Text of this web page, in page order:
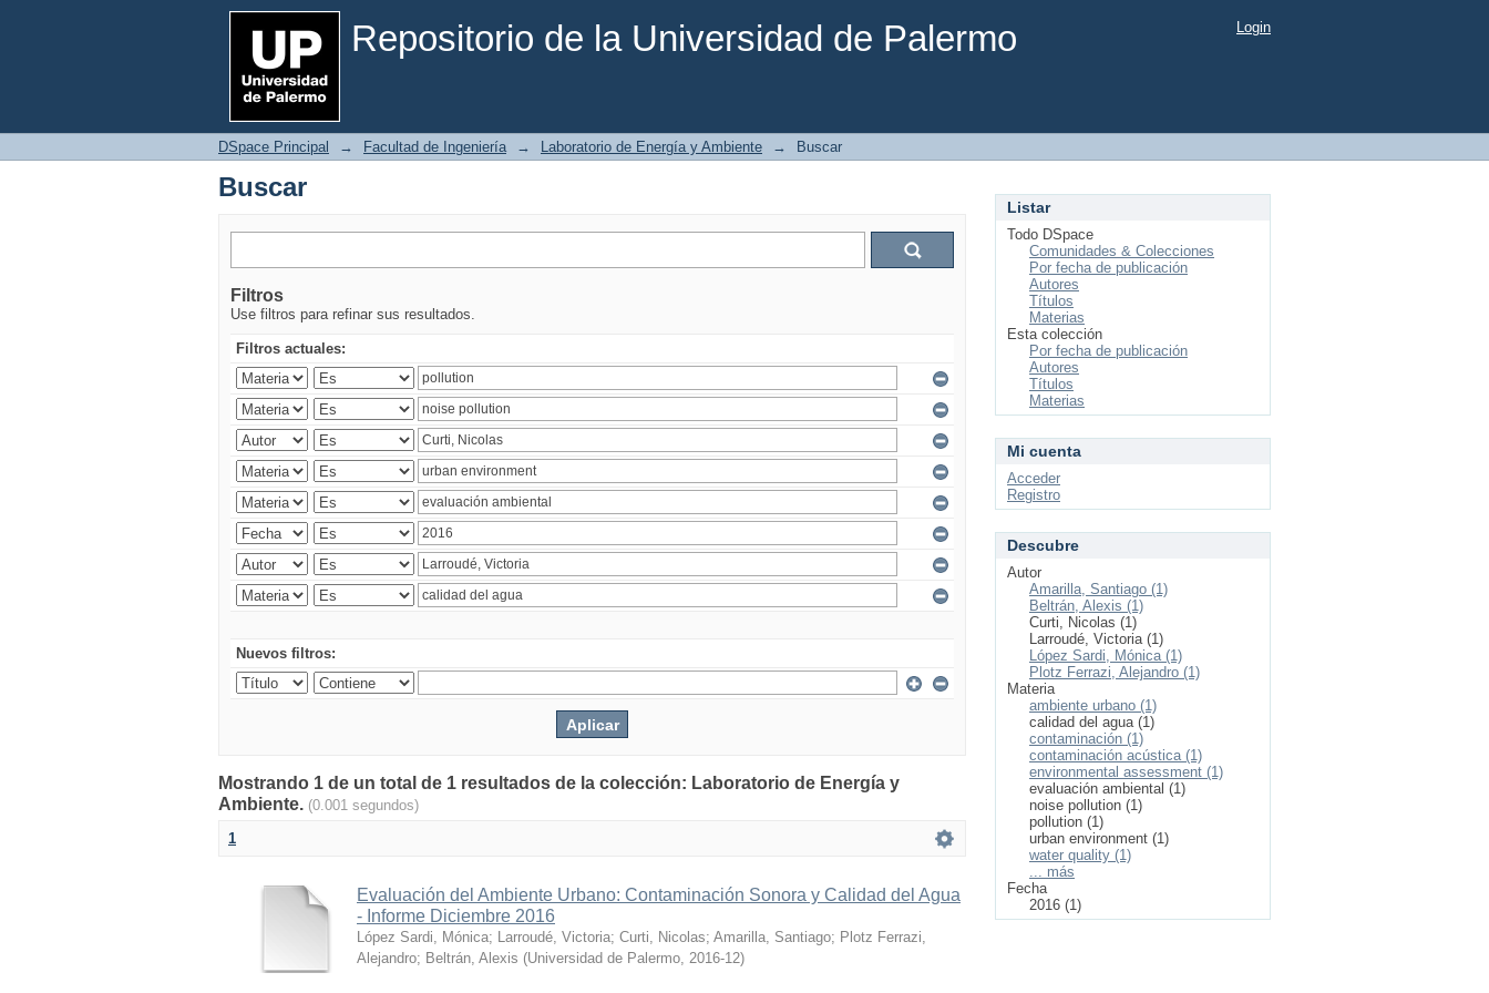
Repositorio de la Universidad de Palermo
Buscar Login
DSpace Principal → Facultad de Ingeniería → Laboratorio de Energía y Ambiente → Buscar
Buscar
Filtros
Use filtros para refinar sus resultados.
Filtros actuales:
Nuevos filtros:
Mostrando 1 de un total de 1 resultados de la colección: Laboratorio de Energía y
Ambiente. (0.001 segundos)
1
Evaluación del Ambiente Urbano: Contaminación Sonora y Calidad del Agua
- Informe Diciembre 2016
López Sardi, Mónica; Larroudé, Victoria; Curti, Nicolas; Amarilla, Santiago; Plotz Ferrazi,
Alejandro; Beltrán, Alexis (Universidad de Palermo, 2016-12)
Listar
Todo DSpace
Comunidades & Colecciones
Por fecha de publicación
Autores
Títulos
Materias
Esta colección
Por fecha de publicación
Autores
Títulos
Materias
Mi cuenta
Acceder
Registro
Descubre
Autor
Amarilla, Santiago (1)
Beltrán, Alexis (1)
Curti, Nicolas (1)
Larroudé, Victoria (1)
López Sardi, Mónica (1)
Plotz Ferrazi, Alejandro (1)
Materia
ambiente urbano (1)
calidad del agua (1)
contaminación (1)
contaminación acústica (1)
environmental assessment (1)
evaluación ambiental (1)
noise pollution (1)
pollution (1)
urban environment (1)
water quality (1)
... más
Fecha
2016 (1)